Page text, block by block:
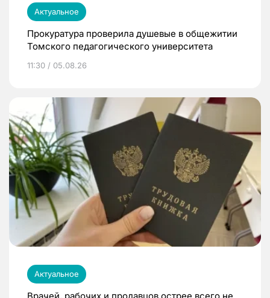
Актуальное
Прокуратура проверила душевые в общежитии
Томского педагогического университета
11:30 / 05.08.26
Актуальное